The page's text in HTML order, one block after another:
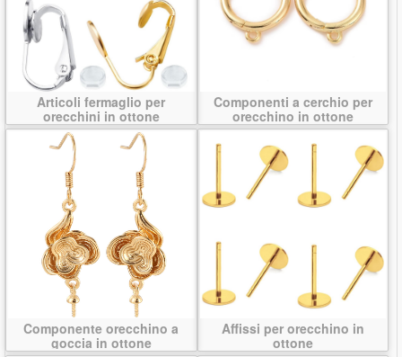
Articoli fermaglio per
orecchini in ottone
Componenti a cerchio per
orecchino in ottone
Componente orecchino a
goccia in ottone
Affissi per orecchino in
ottone